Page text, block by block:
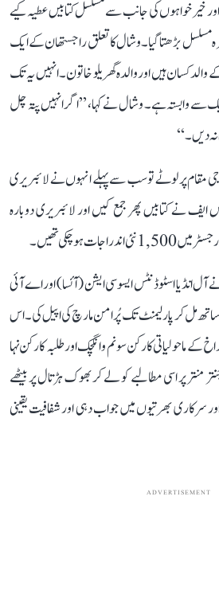
خیرخواہوں کی جانب سے مسلسل کتابیں عطیہ کیے
مسلسل بڑھتا گیا۔ وشال کا تعلق راجستھان کے ایک
کسان ہیں اور والدہ گھریلو خاتون۔ انہیں یہ تک
سے وابستہ ہے۔ وشال نے کہا، ’’اگر انہیں پتہ چل
نہ دیں۔‘‘
مقام پر لوٹے تو سب سے پہلے انہوں نے لائبریری
ایف نے کتابیں پھر جمع کیں اور لائبریری دوبارہ
ہو چکی تھیں۔
نے آل انڈیا اسٹوڈنٹس ایسوسی ایشن (آئسا) اور اے آئی
مل کر پارلیمنٹ تک پُرامن مارچ کی اپیل کی۔ اس
دنوں تک لداخ کے ماحولیاتی کارکن سونم وانگچک اور طلبہ کارکن نہا
منتر پر اسی مطالبے کو لے کر بھوک ہڑتال پر بیٹھے
سرکاری بھرتیوں میں جواب دہی اور شفافیت یقینی
ADVERTISEMENT